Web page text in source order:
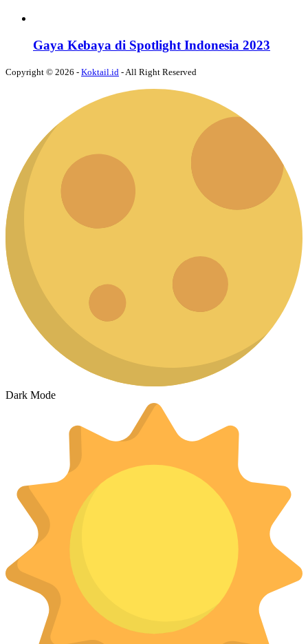
Gaya Kebaya di Spotlight Indonesia 2023
Copyright © 2026 - Koktail.id - All Right Reserved
Dark Mode